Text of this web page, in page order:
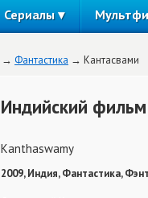
Сериалы
Фантастика Кантасвами
Индийский
Kanthaswamy
2009, Индия, Фантастика,